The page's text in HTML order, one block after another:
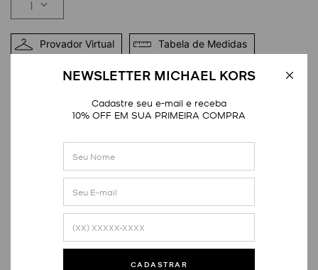
NEWSLETTER MICHAEL KORS
Cadastre seu e-mail e receba
10% OFF EM SUA PRIMEIRA COMPRA
CADASTRAR
1
Provador Virtual Tabela de Medidas
Avaliações
Este produto ainda não tem avaliações